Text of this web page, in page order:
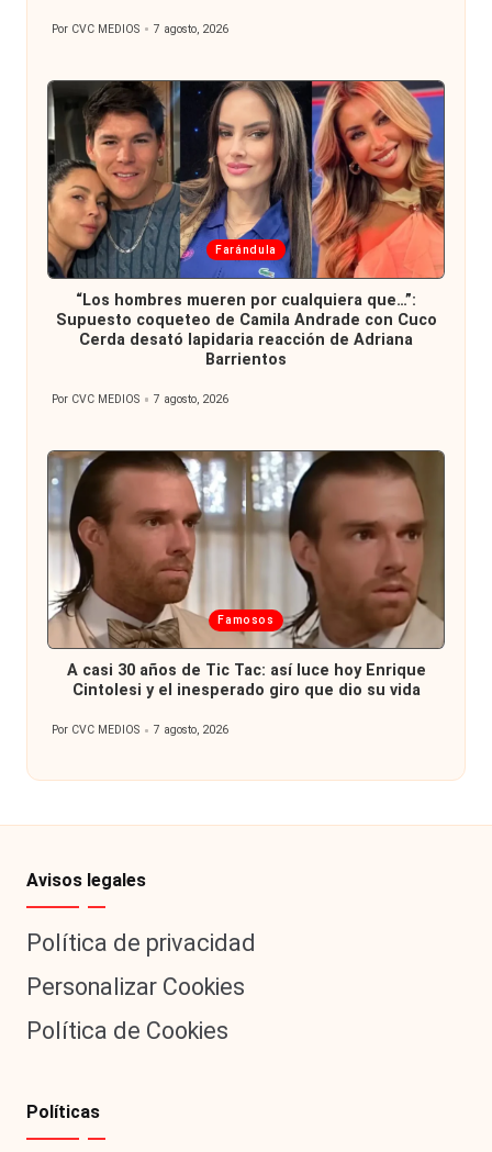
Publicado
Por CVC MEDIOS 7 agosto, 2026
Publicada
en
Farándula
“Los hombres mueren por cualquiera que…”:
Supuesto coqueteo de Camila Andrade con Cuco
Cerda desató lapidaria reacción de Adriana
Barrientos
Publicado
Por CVC MEDIOS 7 agosto, 2026
Publicada
en
Famosos
A casi 30 años de Tic Tac: así luce hoy Enrique
Cintolesi y el inesperado giro que dio su vida
Publicado
Por CVC MEDIOS 7 agosto, 2026
Avisos legales
Política de privacidad
Personalizar Cookies
Política de Cookies
Políticas